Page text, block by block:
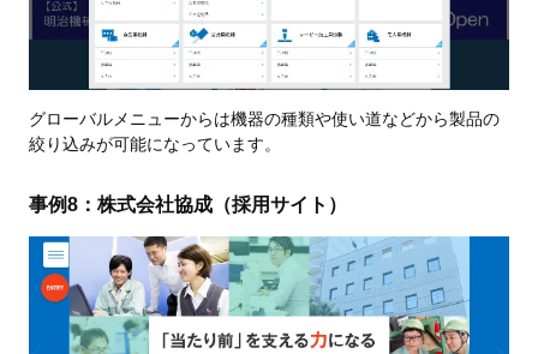
グローバルメニューからは機器の種類や使い道などから製品の
絞り込みが可能になっています。
事例8：株式会社協成（採用サイト）